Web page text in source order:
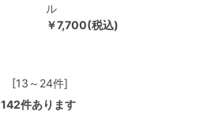
ル
￥7,700(税込)
[13～24件]
142件あります